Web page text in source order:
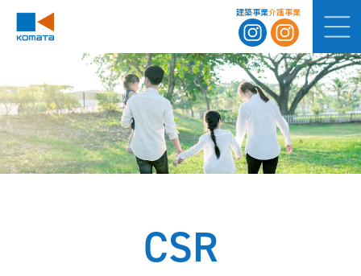
建築事業介護事業
CSR